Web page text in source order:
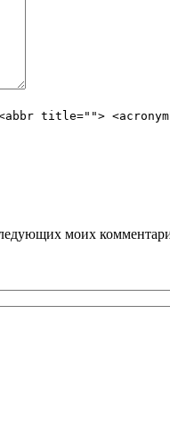
title=""> <acronym
моих